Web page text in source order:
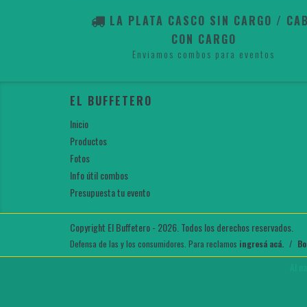
LA PLATA CASCO SIN CARGO /
CON CARGO
Enviamos combos para eventos
EL BUFFETERO
Inicio
Productos
Fotos
Info útil combos
Presupuesta tu evento
Copyright El Buffetero - 2026. Todos los derechos reservados.
Defensa de las y los consumidores. Para reclamos ingresá acá. /